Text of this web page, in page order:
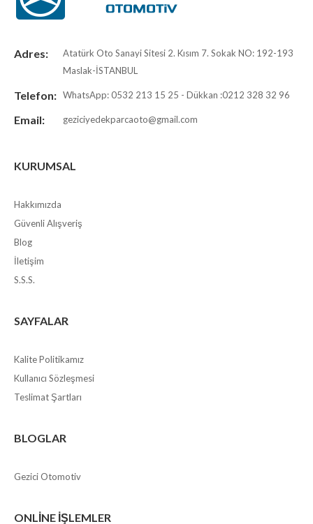
Adres:
Atatürk Oto Sanayi Sitesi 2. Kısım 7. Sokak NO: 192-193
Maslak-İSTANBUL
Telefon: WhatsApp: 0532 213 15 25 - Dükkan :0212 328 32 96
Email: geziciyedekparcaoto@gmail.com
KURUMSAL
Hakkımızda
Güvenli Alışveriş
Blog
İletişim
S.S.S.
SAYFALAR
Kalite Politikamız
Kullanıcı Sözleşmesi
Teslimat Şartları
BLOGLAR
Gezici Otomotiv
ONLINE İŞLEMLER